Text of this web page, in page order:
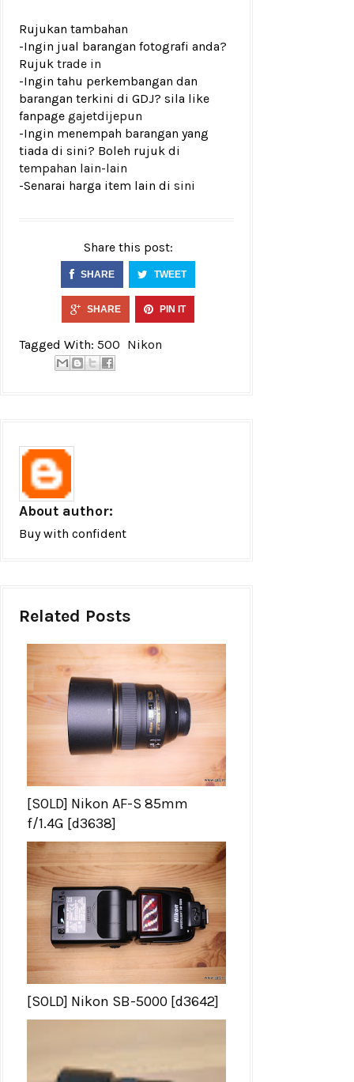
Rujukan tambahan
-Ingin jual barangan fotografi anda?
Rujuk trade in
-Ingin tahu perkembangan dan
barangan terkini di GDJ? sila like
fanpage gajetdijepun
-Ingin menempah barangan yang
tiada di sini? Boleh rujuk di
tempahan lain-lain
-Senarai harga item lain di sini
Share this post:
SHARE TWEET
SHARE PIN IT
Tagged With: 500 Nikon
About author:
Buy with confident
Related Posts
[SOLD] Nikon AF-S 85mm
f/1.4G [d3638]
[SOLD] Nikon SB-5000 [d3642]